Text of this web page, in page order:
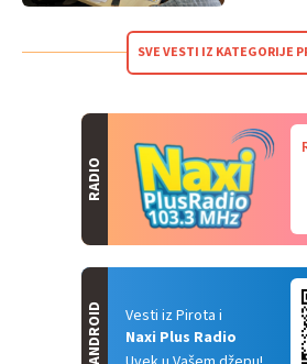
SVE VESTI IZ KATEGORIJE
RADIO
Vesti iz Pirota i
Naxi Plus Radio
ANDROID